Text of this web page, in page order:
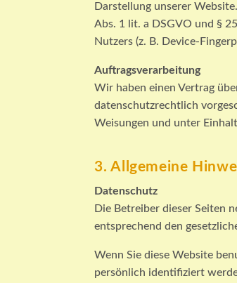
Darstellung unserer
Abs. 1 lit. a DSGVO und §
Nutzers (z. B. Device-
Auftragsverarbeitung
Wir haben einen Vertrag
datenschutzrechtlich
Weisungen und unter
3. Allgemeine
Datenschutz
Die Betreiber dieser Seiten
entsprechend den
Wenn Sie diese Website
persönlich identifiziert